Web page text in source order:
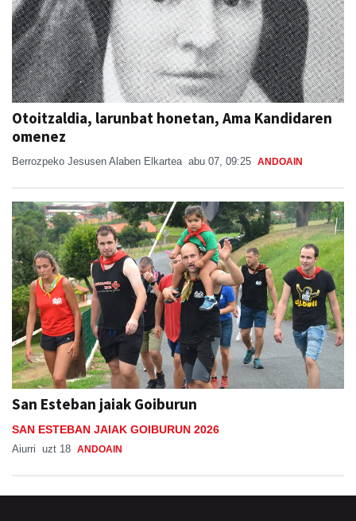
Otoitzaldia, larunbat honetan, Ama Kandidaren
omenez
Berrozpeko Jesusen Alaben Elkartea abu 07, 09:25 ANDOAIN
San Esteban jaiak Goiburun
SAN ESTEBAN JAIAK GOIBURUN 2026
Aiurri uzt 18 ANDOAIN